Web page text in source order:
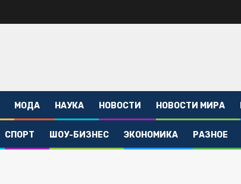
МОДА НАУКА НОВОСТИ НОВОСТИ МИРА
СПОРТ ШОУ-БИЗНЕС ЭКОНОМИКА РАЗНОЕ